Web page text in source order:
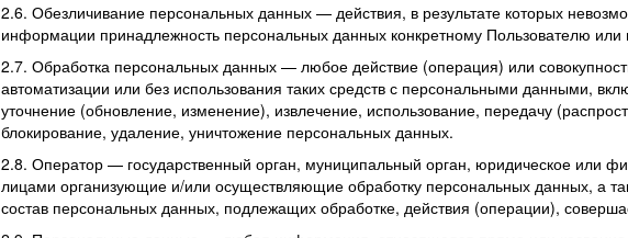
2.6. Обезличивание персональных данных — действия, в результате которых
информации принадлежность персональных данных конкретному Пользователю
2.7. Обработка персональных данных — любое действие (операция) или
автоматизации или без использования таких средств с персональными данными,
уточнение (обновление, изменение), извлечение, использование, передачу
блокирование, удаление, уничтожение персональных данных.
2.8. Оператор — государственный орган, муниципальный орган, юридическое или
лицами организующие и/или осуществляющие обработку персональных данных, а
состав персональных данных, подлежащих обработке, действия (операции),